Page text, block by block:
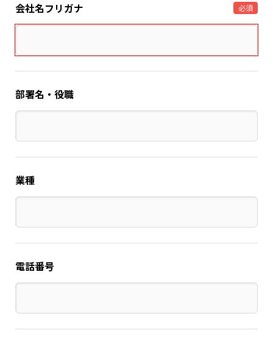
会社名フリガナ 必須
部署名・役職
業種
電話番号